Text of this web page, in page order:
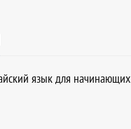
язык для начинающих